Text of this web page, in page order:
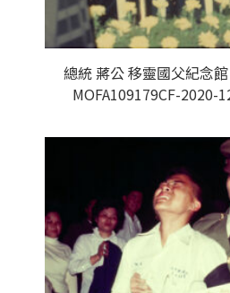
總統 蔣公 移靈國父紀念
MOFA109179CF-2020-